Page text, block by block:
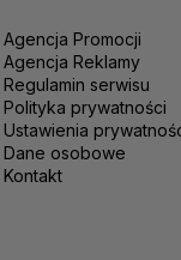
Agencja Promocji
Agencja Reklamy
Regulamin serwisu
Polityka prywatności
Ustawienia
Dane osobowe
Kontakt